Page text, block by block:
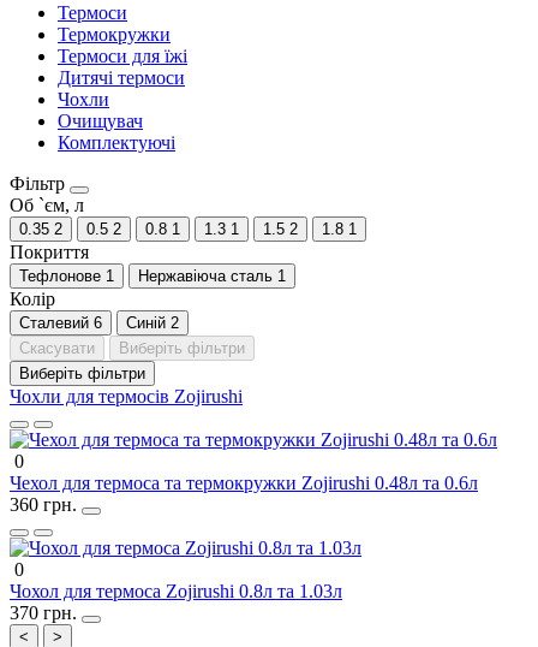
Термоси
Термокружки
Термоси для їжі
Дитячі термоси
Чохли
Очищувач
Комплектуючі
Фiльтр
Об `єм, л
0.35 2 0.5 2 0.8 1 1.3 1 1.5 2 1.8 1
Покриття
Тефлонове 1 Нержавіюча сталь 1
Колір
Сталевий 6 Синій 2
Скасувати
Виберіть фільтри
Виберіть фільтри
Чохли для термосів Zojirushi
0
Чехол для термоса та термокружки Zojirushi 0.48л та 0.6л
360 грн.
0
Чохол для термоса Zojirushi 0.8л та 1.03л
370 грн.
<
>